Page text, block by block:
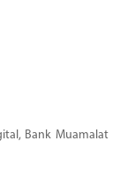
Bank Muamalat